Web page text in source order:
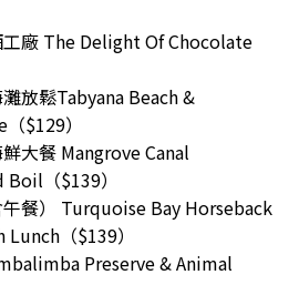
廠 The Delight Of Chocolate
放鬆Tabyana Beach &
$129）
大餐 Mangrove Canal
（$139）
餐） Turquoise Bay Horseback
（$139）
Preserve & Animal